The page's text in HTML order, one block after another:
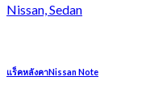
Nissan, Sedan
แร็คหลังคาNissan Note